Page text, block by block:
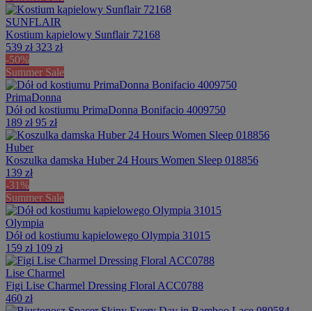
SUNFLAIR
Kostium kąpielowy Sunflair 72168
539 zł 323 zł
-50%
Summer Sale
PrimaDonna
Dół od kostiumu PrimaDonna Bonifacio 4009750
189 zł 95 zł
Huber
Koszulka damska Huber 24 Hours Women Sleep 018856
139 zł
-31%
Summer Sale
Olympia
Dół od kostiumu kąpielowego Olympia 31015
159 zł 109 zł
Lise Charmel
Figi Lise Charmel Dressing Floral ACC0788
460 zł